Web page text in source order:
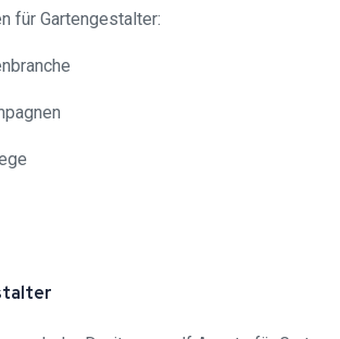
für Gartengestalter: